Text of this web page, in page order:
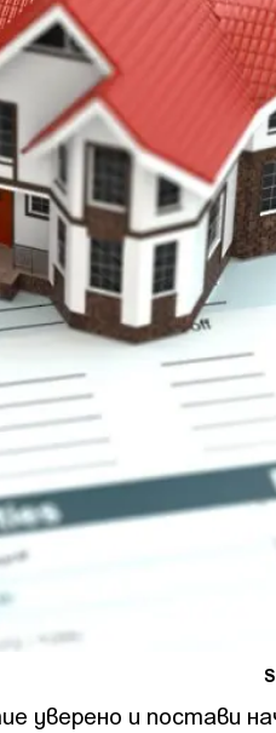
уверено и постави